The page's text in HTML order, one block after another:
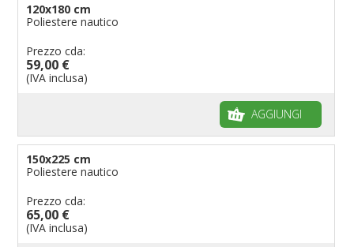
120x180 cm
Poliestere nautico
Prezzo cda:
59,00 €
(IVA inclusa)
AGGIUNGI
150x225 cm
Poliestere nautico
Prezzo cda:
65,00 €
(IVA inclusa)